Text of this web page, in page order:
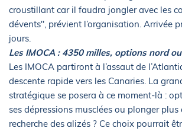
croustillant car il faudra jongler avec les
dévents", prévient l’organisation. Arrivée
jours.
Les IMOCA : 4350 milles, options nord
Les IMOCA partiront à l’assaut de
descente rapide vers les Canaries. La
stratégique se posera à ce moment-là :
ses dépressions musclées ou plonger plus
recherche des alizés ? Ce choix pourrait